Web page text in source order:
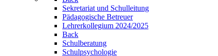
Sekretariat und Schulleitung
Pädagogische Betreuer
Lehrerkollegium 2024/2025
Back
Schulberatung
Schulpsychologie